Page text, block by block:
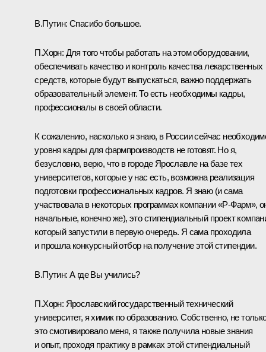
В.Путин: Спасибо большое.
П.Хорн: Для того чтобы работать на этом оборудовании,
обеспечивать качество и контроль качества лекарственных
средств, которые будут выпускаться, важно поддержать
образовательный элемент. То есть необходимы кадры,
профессионалы в своей области.
К сожалению, насколько я знаю, в России сейчас
уровня кадры для фармпроизводств не готовят. Но я,
безусловно, верю, что в городе Ярославле на базе тех
университетов, которые у нас есть, возможна реализация
подготовки профессиональных кадров. Я знаю (и сама
участвовала в некоторых программах компании «Р-Фарм»,
начальные, конечно же), это стипендиальный проект
который запустили в первую очередь. Я сама проходила
и прошла конкурсный отбор на получение этой стипендии.
В.Путин: А где Вы учились?
П.Хорн: Ярославский государственный технический
университет, я химик по образованию. Собственно, не
это смотивировало меня, я также получила новые знания
и опыт, проходя практику в рамках этой стипендиальный